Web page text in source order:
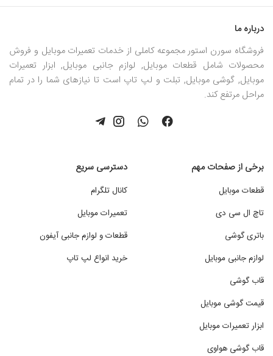
درباره ما
فروشگاه سورن استور مجموعه کاملی از خدمات تعمیرات موبایل و فروش
محصولات شامل قطعات موبایل, لوازم جانبی موبایل, ابزار تعمیرات
موبایل, گوشی موبایل, تبلت و لپ تاپ است تا نیازهای شما را در تمام
مراحل مرتفع کند.
برخی از صفحات مهم
قطعات موبایل
تاچ ال سی دی
باتری گوشی
لوازم جانبی موبایل
قاب گوشی
قیمت گوشی موبایل
ابزار تعمیرات موبایل
قاب گوشی هواوی
دسترسی سریع
کانال تلگرام
تعمیرات موبایل
قطعات و لوازم جانبی آیفون
خرید انواع لپ تاپ